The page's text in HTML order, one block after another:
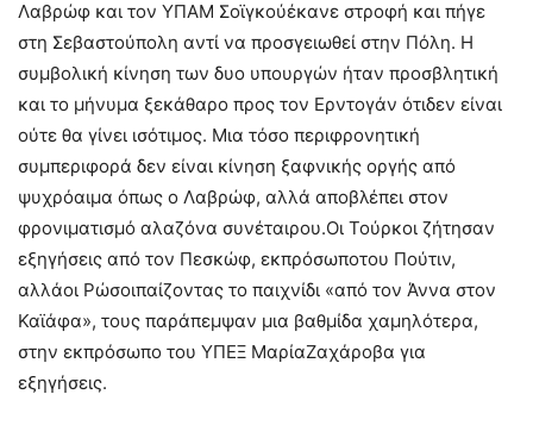
Λαβρώφ και τον ΥΠΑΜ Σοϊγκούέκανε στροφή και πήγε
στη Σεβαστούπολη αντί να προσγειωθεί στην Πόλη. Η
συμβολική κίνηση των δυο υπουργών ήταν προσβλητική
και το μήνυμα ξεκάθαρο προς τον Ερντογάν ότιδεν είναι
ούτε θα γίνει ισότιμος. Μια τόσο περιφρονητική
συμπεριφορά δεν είναι κίνηση ξαφνικής οργής από
ψυχρόαιμα όπως ο Λαβρώφ, αλλά αποβλέπει στον
φρονιματισμό αλαζόνα συνέταιρου.Οι Τούρκοι ζήτησαν
εξηγήσεις από τον Πεσκώφ, εκπρόσωποτου Πούτιν,
αλλάοι Ρώσοιπαίζοντας το παιχνίδι «από τον Άννα στον
Καϊάφα», τους παράπεμψαν μια βαθμίδα χαμηλότερα,
στην εκπρόσωπο του ΥΠΕΞ ΜαρίαΖαχάροβα για
εξηγήσεις.